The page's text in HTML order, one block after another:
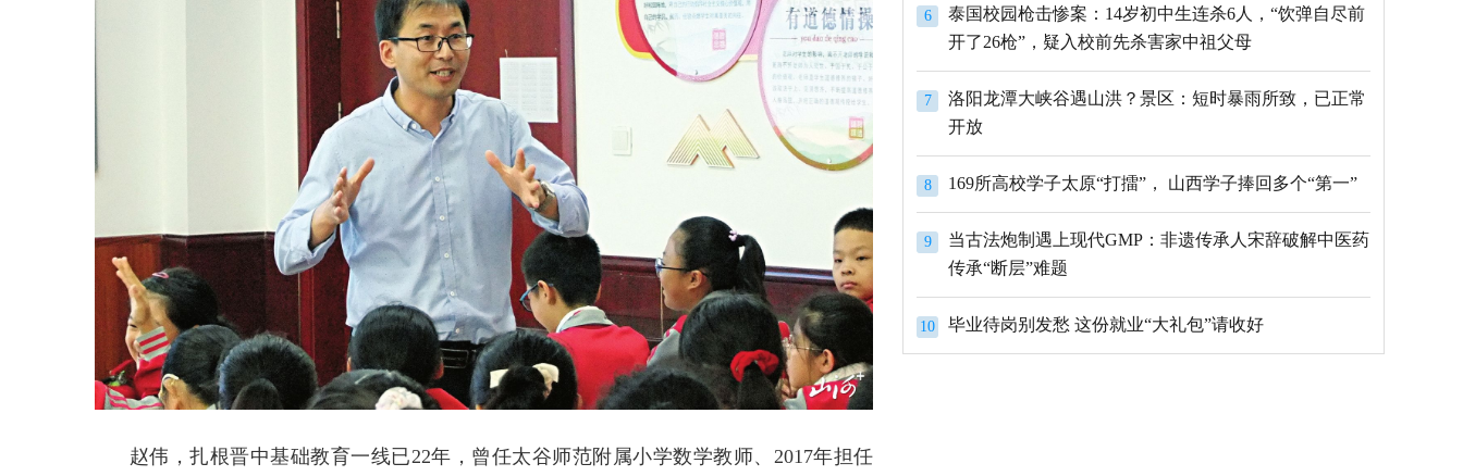
赵伟，扎根晋中基础教育一线已22年，曾任太谷师范附属小学数学教师、2017年担任
6
泰国校园枪击惨案：14岁初中生连杀6人，“饮弹自尽前
开了26枪”，疑入校前先杀害家中祖父母
7
洛阳龙潭大峡谷遇山洪？景区：短时暴雨所致，已正常
开放
8 169所高校学子太原“打擂”， 山西学子捧回多个“第一”
9
当古法炮制遇上现代GMP：非遗传承人宋辞破解中医药
传承“断层”难题
10 毕业待岗别发愁 这份就业“大礼包”请收好